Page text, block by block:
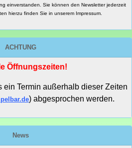
einverstanden. Sie können den Newsletter jederzeit
hierzu finden Sie in unserem Impressum.
ACHTUNG
Öffnungszeiten!
ein Termin außerhalb dieser Zeiten
) abgesprochen werden.
News